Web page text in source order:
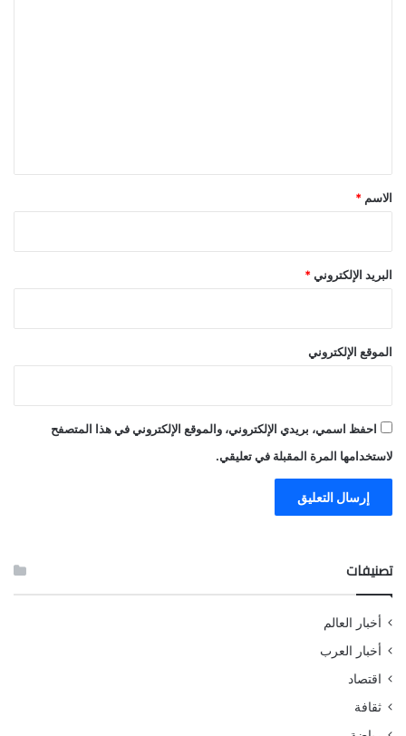
*
الاسم *
البريد الإلكتروني *
الموقع الإلكتروني
احفظ اسمي، بريدي الإلكتروني، والموقع الإلكتروني في هذا المتصفح
لاستخدامها المرة المقبلة في تعليقي.
تصنيفات
أخبار العالم
أخبار العرب
اقتصاد
ثقافة